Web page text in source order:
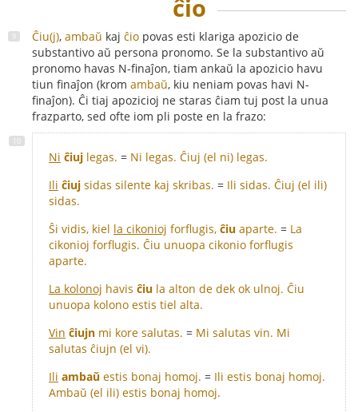
ĉio
Ĉiu(j), ambaŭ kaj ĉio povas esti klariga apozicio de
substantivo aŭ persona pronomo. Se la substantivo aŭ
pronomo havas N-finaĵon, tiam ankaŭ la apozicio havu
tiun finaĵon (krom ambaŭ, kiu neniam povas havi N-
finaĵon). Ĉi tiaj apozicioj ne staras ĉiam tuj post la unua
frazparto, sed ofte iom pli poste en la frazo:
Ni ĉiuj legas. = Ni legas. Ĉiuj (el ni) legas.
Ili ĉiuj sidas silente kaj skribas. = Ili sidas. Ĉiuj (el ili)
sidas.
Ŝi vidis, kiel la cikonioj forflugis, ĉiu aparte. = La
cikonioj forflugis. Ĉiu unuopa cikonio forflugis
aparte.
La kolonoj havis ĉiu la alton de dek ok ulnoj. Ĉiu
unuopa kolono estis tiel alta.
Vin ĉiujn mi kore salutas. = Mi salutas vin. Mi
salutas ĉiujn (el vi).
Ili ambaŭ estis bonaj homoj. = Ili estis bonaj homoj.
Ambaŭ (el ili) estis bonaj homoj.